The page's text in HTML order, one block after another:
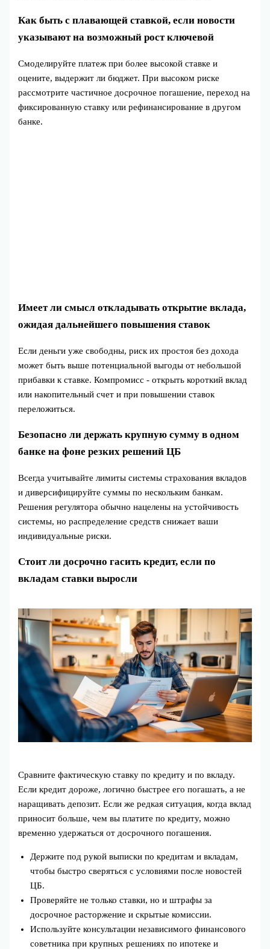
Как быть с плавающей ставкой, если новости
указывают на возможный рост ключевой
Смоделируйте платеж при более высокой ставке и
оцените, выдержит ли бюджет. При высоком риске
рассмотрите частичное досрочное погашение, переход на
фиксированную ставку или рефинансирование в другом
банке.
Имеет ли смысл откладывать открытие вклада,
ожидая дальнейшего повышения ставок
Если деньги уже свободны, риск их простоя без дохода
может быть выше потенциальной выгоды от небольшой
прибавки к ставке. Компромисс - открыть короткий вклад
или накопительный счет и при повышении ставок
переложиться.
Безопасно ли держать крупную сумму в одном
банке на фоне резких решений ЦБ
Всегда учитывайте лимиты системы страхования вкладов
и диверсифицируйте суммы по нескольким банкам.
Решения регулятора обычно нацелены на устойчивость
системы, но распределение средств снижает ваши
индивидуальные риски.
Стоит ли досрочно гасить кредит, если по
вкладам ставки выросли
Сравните фактическую ставку по кредиту и по вкладу.
Если кредит дороже, логично быстрее его погашать, а не
наращивать депозит. Если же редкая ситуация, когда вклад
приносит больше, чем вы платите по кредиту, можно
временно удержаться от досрочного погашения.
Держите под рукой выписки по кредитам и вкладам,
чтобы быстро сверяться с условиями после новостей
ЦБ.
Проверяйте не только ставки, но и штрафы за
досрочное расторжение и скрытые комиссии.
Используйте консультации независимого финансового
советника при крупных решениях по ипотеке и